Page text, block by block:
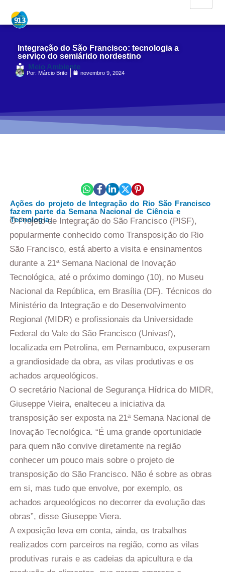
Integração do São Francisco: tecnologia a
serviço do semiárido nordestino
Meio Ambiente
Por: Márcio Brito novembro 9, 2024
Ações do projeto de Integração do Rio São Francisco
fazem parte da Semana Nacional de Ciência e
Tecnologia.
O Projeto de Integração do São Francisco (PISF),
popularmente conhecido como Transposição do Rio
São Francisco, está aberto a visita e ensinamentos
durante a 21ª Semana Nacional de Inovação
Tecnológica, até o próximo domingo (10), no Museu
Nacional da República, em Brasília (DF). Técnicos do
Ministério da Integração e do Desenvolvimento
Regional (MIDR) e profissionais da Universidade
Federal do Vale do São Francisco (Univasf),
localizada em Petrolina, em Pernambuco, expuseram
a grandiosidade da obra, as vilas produtivas e os
achados arqueológicos.
O secretário Nacional de Segurança Hídrica do MIDR,
Giuseppe Vieira, enalteceu a iniciativa da
transposição ser exposta na 21ª Semana Nacional de
Inovação Tecnológica. “É uma grande oportunidade
para quem não convive diretamente na região
conhecer um pouco mais sobre o projeto de
transposição do São Francisco. Não é sobre as obras
em si, mas tudo que envolve, por exemplo, os
achados arqueológicos no decorrer da evolução das
obras”, disse Giuseppe Viera.
A exposição leva em conta, ainda, os trabalhos
realizados com parceiros na região, como as vilas
produtivas rurais e as cadeias da apicultura e da